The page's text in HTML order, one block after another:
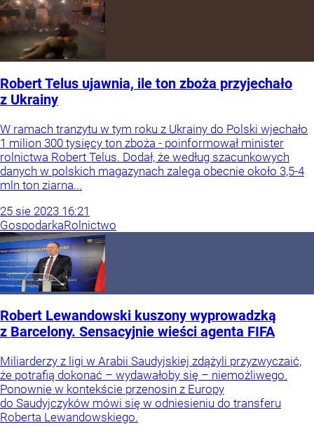
Robert Telus ujawnia, ile ton zboża przyjechało
z Ukrainy
W ramach tranzytu w tym roku z Ukrainy do Polski wjechało
1 milion 300 tysięcy ton zboża - poinformował minister
rolnictwa Robert Telus. Dodał, że według szacunkowych
danych w polskich magazynach zalega obecnie około 3,5-4
mln ton ziarna...
25 sie 2023 16:21
GospodarkaRolnictwo
Robert Lewandowski kuszony wyprowadzką
z Barcelony. Sensacyjnie wieści agenta FIFA
Miliarderzy z ligi w Arabii Saudyjskiej zdążyli przyzwyczaić,
że potrafią dokonać – wydawałoby się – niemożliwego.
Ponownie w kontekście przenosin z Europy
do Saudyjczyków mówi się w odniesieniu do transferu
Roberta Lewandowskiego.